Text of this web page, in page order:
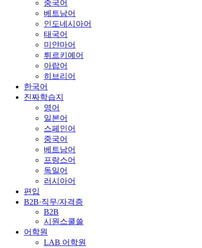
중국어
베트남어
인도네시아어
태국어
미얀마어
튀르키예어
아랍어
히브리어
한국어
진짜학습지
영어
일본어
스페인어
중국어
베트남어
프랑스어
독일어
러시아어
편입
B2B·직무/자격증
B2B
시원스쿨쓸
어학원
LAB 어학원